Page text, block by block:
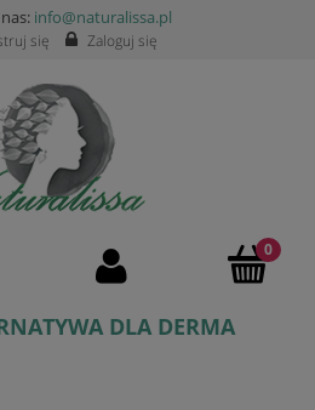
info@naturalissa.pl
się Zaloguj się
DLA DERMA